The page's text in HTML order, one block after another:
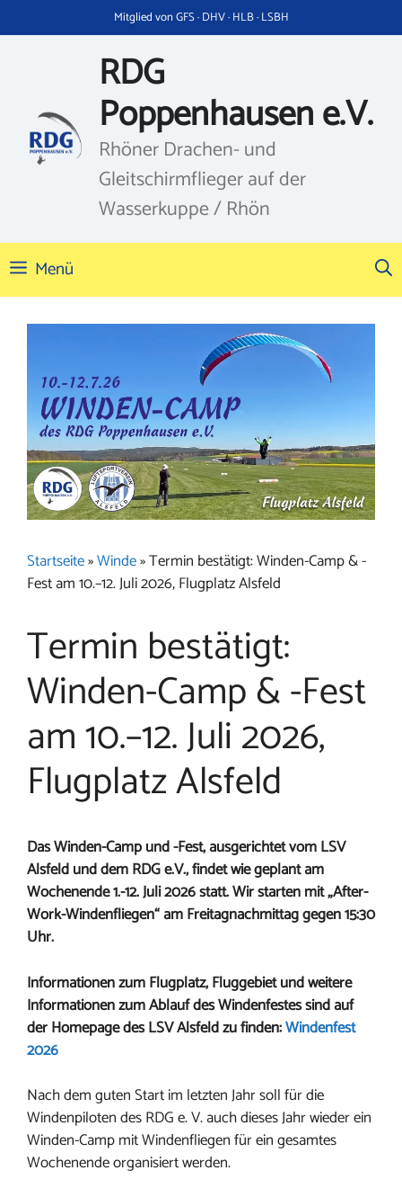
Inhalt
Mitglied von GFS · DHV · HLB · LSBH
RDG
Poppenhausen e.V.
Rhöner Drachen- und
Gleitschirmflieger auf der
Wasserkuppe / Rhön
Menü
Startseite»Winde»Termin bestätigt: Winden-Camp & -
Fest am 10.–12. Juli 2026, Flugplatz Alsfeld
Termin bestätigt:
Winden-Camp & -Fest
am 10.–12. Juli 2026,
Flugplatz Alsfeld
Das Winden-Camp und -Fest, ausgerichtet vom LSV
Alsfeld und dem RDG e.V., findet wie geplant am
Wochenende 1.-12. Juli 2026 statt.Wir starten mit „After-
Work-Windenfliegen“ am Freitagnachmittag gegen 15:30
Uhr.
Informationen zum Flugplatz, Fluggebiet und weitere
Informationen zum Ablauf des Windenfestes sind auf
der Homepage des LSV Alsfeld zu finden:Windenfest
2026
Nach dem guten Start im letzten Jahr soll für die
Windenpiloten des RDG e. V. auch dieses Jahr wieder ein
Winden-Camp mit Windenfliegen für ein gesamtes
Wochenende organisiert werden.